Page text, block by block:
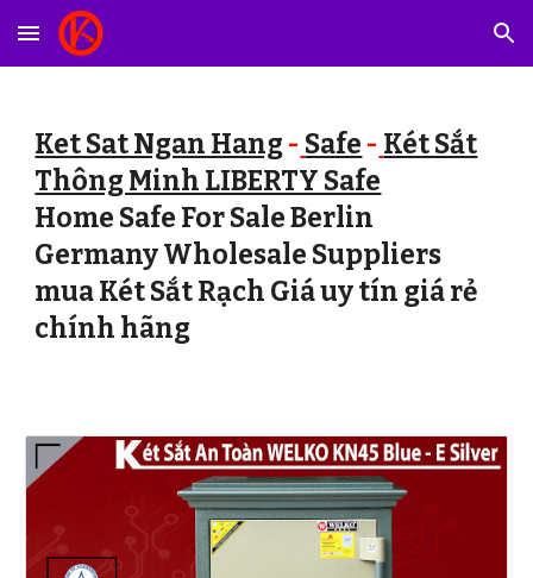
Skip to main content Skip to navigation
Ket Sat Ngan Hang - Safe - Két Sắt
Thông Minh LIBERTY Safe
Home Safe For Sale Berlin
Germany Wholesale Suppliers
mua Két Sắt Rạch Giá uy tín giá rẻ
chính hãng